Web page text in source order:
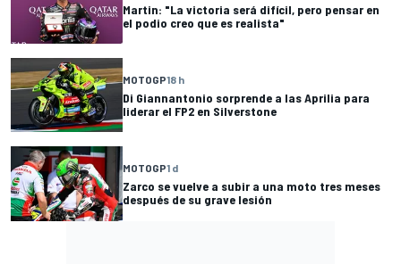
Martin: "La victoria será difícil, pero pensar en
el podio creo que es realista"
MOTOGP18 h
Di Giannantonio sorprende a las Aprilia para
liderar el FP2 en Silverstone
MOTOGP1 d
Zarco se vuelve a subir a una moto tres meses
después de su grave lesión